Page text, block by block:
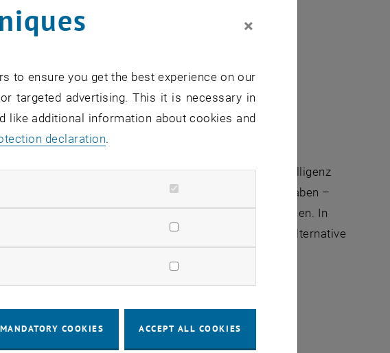
gerade programmiert
angekommen, doch verstärkt mit Künstlicher Intelligenz
mit einer BossApp kann ihre Vorteile haben –
zu formen, in der wir auch arbeiten wollen. In
dass digitale Selbststeuerung eine attraktive Alternative
und Führungskräfteentwicklung
×
to ensure you get the best experience on our
targeted advertising. This it is necessary in
like additional information about cookies and
declaration.
COOKIES ACCEPT ALL COOKIES